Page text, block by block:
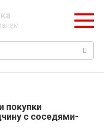
покупки
с соседями-